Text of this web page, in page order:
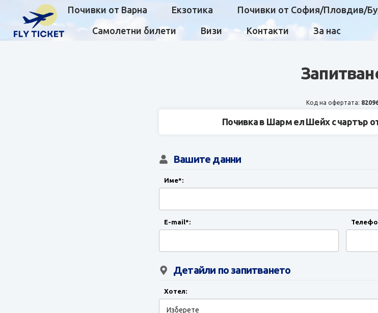
Почивки от Варна Екзотика Почивки от София/Пловдив/
Самолетни билети Визи Контакти За нас
Код на офертата:
Почивка в Шарм ел Шейх с чартър
Вашите данни
Име*:
E-mail*:
Детайли по запитването
Хотел: